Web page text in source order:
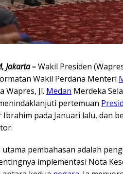
Jakarta –Wakil Presiden
Wakil Perdana Menteri
Wapres, Jl. Medan Merdeka
pertemuan
Ibrahim pada Januari lalu, dan
pembahasan adalah
implementasi Nota